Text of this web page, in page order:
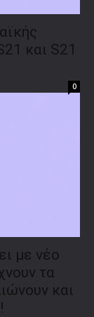
και S21
0
με νέο
τα
και